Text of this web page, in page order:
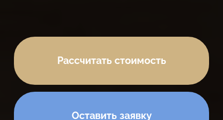
Рассчитать стоимость
Оставить заявку